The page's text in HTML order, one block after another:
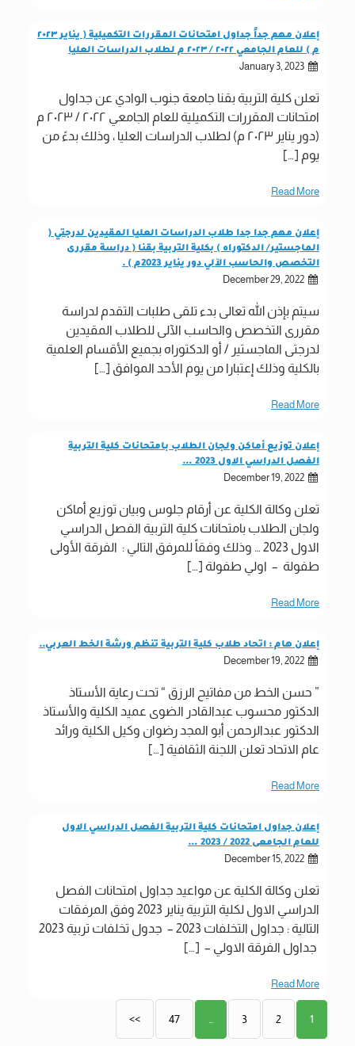
إعلان مهم جداً جداول امتحانات المقررات التكميلية ( يناير ٢٠٢٣
م ) للعام الجامعي ٢٠٢٢ / ٢٠٢٣ م لطلاب الدراسات العليا
تعلن كلية التربية بقنا جامعة جنوب الوادي عن جداول
امتحانات المقررات التكميلية للعام الجامعي ٢٠٢٢ / ٢٠٢٣ م
(دور يناير ٢٠٢٣ م) لطلاب الدراسات العليا ، وذلك بدءً من
يوم […]
Read More
إعلان مهم جدا جدا طلاب الدراسات العليا المقيدين لدرجتي (
الماجستير/ الدكتوراه ) بكلية التربية بقنا ( دراسة مقررى
التخصص والحاسب الآلي دور يناير 2023م ) .
سيتم بإذن الله تعالى بدء تلقى طلبات التقدم لدراسة
مقررى التخصص والحاسب الآلى للطلاب المقيدين
لدرجتى الماجستير / أو الدكتوراه بجميع الأقسام العلمية
بالكلية وذلك إعتبارا من يوم الأحد الموافق […]
Read More
إعلان توزيع أماكن ولجان الطلاب بامتحانات كلية التربية
الفصل الدراسي الاول 2023 …
تعلن وكالة الكلية عن أرقام جلوس وبيان توزيع أماكن
ولجان الطلاب بامتحانات كلية التربية الفصل الدراسي
الاول 2023 … وذلك وفقاً للمرفق التالي : الفرقة الأولى
طفولة – اولي طفولة […]
Read More
إعلان هام : اتحاد طلاب كلية التربية تنظم ورشة الخط العربي..
” حسن الخط من مفاتيح الرزق “ تحت رعاية الأستاذ
الدكتور محسوب عبدالقادر الضوى عميد الكلية والأستاذ
الدكتور عبدالرحمن أبو المجد رضوان وكيل الكلية ورائد
عام الاتحاد تعلن اللجنة الثقافية […]
Read More
إعلان جداول امتحانات كلية التربية الفصل الدراسي الاول
للعام الجامعى 2022 / 2023 …
تعلن وكالة الكلية عن مواعيد جداول امتحانات الفصل
الدراسي الاول لكلية التربية يناير 2023 وفق المرفقات
التالية : جداول التخلفات 2023 – جدول تخلفات تربية 2023
جداول الفرقة الاولي – […]
Read More
1
2
3
47
>>